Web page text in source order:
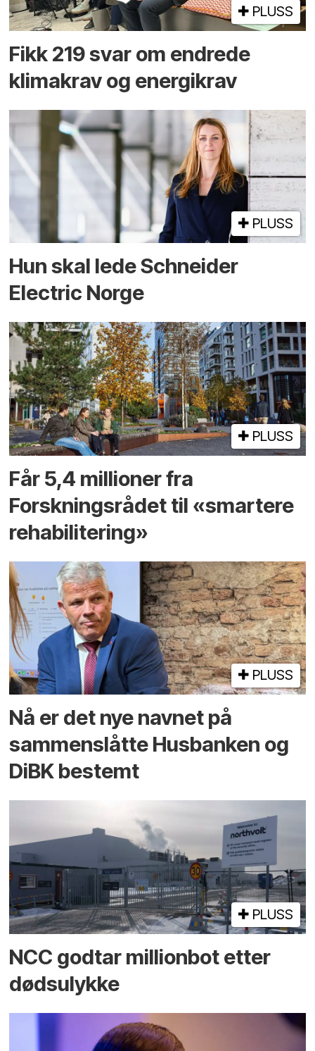
PLUSS
Fikk 219 svar om endrede
klimakrav og energikrav
PLUSS
Hun skal lede Schneider
Electric Norge
PLUSS
Får 5,4 millioner fra
Forskningsrådet til «smartere
rehabilitering»
PLUSS
Nå er det nye navnet på
sammenslåtte Husbanken og
DiBK bestemt
PLUSS
NCC godtar millionbot etter
dødsulykke